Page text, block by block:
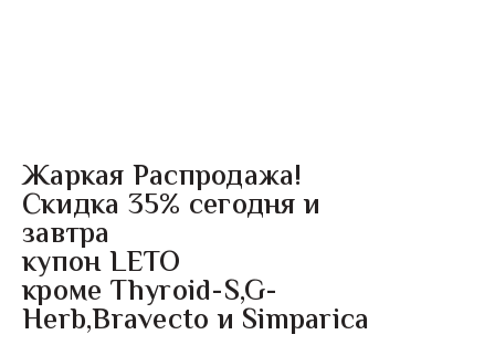
Жаркая Распродажа!
Скидка 35% сегодня и
завтра
купон LETO
кроме Thyroid-S,G-
Herb,Bravecto и Simparica